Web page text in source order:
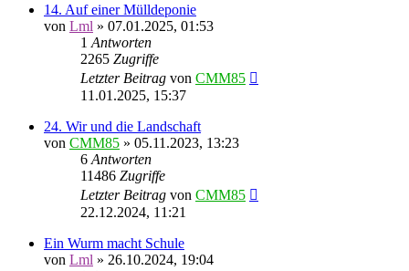
14. Auf einer Mülldeponie
von Lml » 07.01.2025, 01:53
1 Antworten
2265 Zugriffe
Letzter Beitrag von CMM85
11.01.2025, 15:37
24. Wir und die Landschaft
von CMM85 » 05.11.2023, 13:23
6 Antworten
11486 Zugriffe
Letzter Beitrag von CMM85
22.12.2024, 11:21
Ein Wurm macht Schule
von Lml » 26.10.2024, 19:04